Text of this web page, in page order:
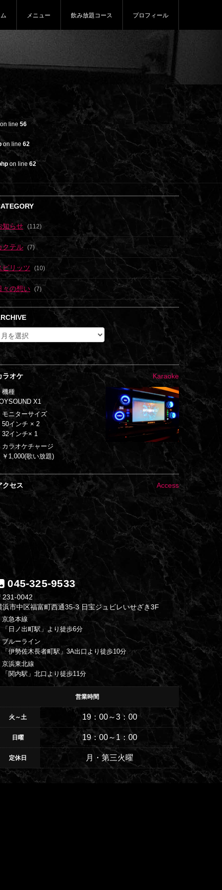
メニュー 飲み放題コース プロフィール
line 56
on line 62
on line 62
知らせ (112)
クテル (7)
ピリッツ (10)
々の想い (7)
ラオケ Karaoke
機種
X1
モニターサイズ
インチ × 2
インチ× 1
カラオケチャージ
1,000(歌い放題)
クセス Access
045-325-9533
231-0042
浜市中区福富町西通35-3 日宝ジュビレいせざき3F
京急本線
日ノ出町駅」より徒歩6分
ブルーライン
伊勢佐木長者町駅」3A出口より徒歩10分
京浜東北線
関内駅」北口より徒歩11分
営業時間
火～土 19：00～3：00
日曜 19：00～1：00
定休日 月・第三火曜